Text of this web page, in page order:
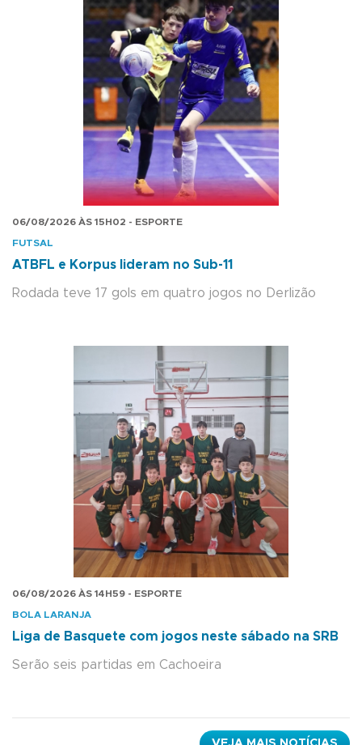
06/08/2026 ÀS 15H02 - ESPORTE
FUTSAL
ATBFL e Korpus lideram no Sub-11
Rodada teve 17 gols em quatro jogos no Derlizão
06/08/2026 ÀS 14H59 - ESPORTE
BOLA LARANJA
Liga de Basquete com jogos neste sábado na SRB
Serão seis partidas em Cachoeira